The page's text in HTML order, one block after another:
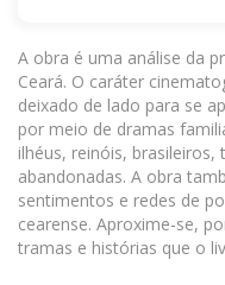
A obra é uma análise da
Ceará. O caráter
deixado de lado para se
por meio de dramas
ilhéus, reinóis,
abandonadas. A obra
sentimentos e redes de
cearense. Aproxime-se,
tramas e histórias que o